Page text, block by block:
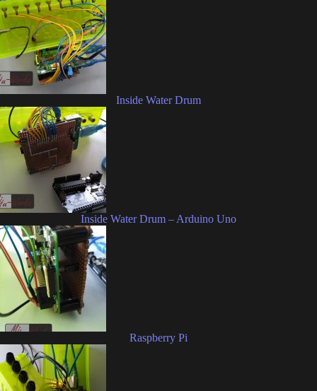
Inside Water Drum
Inside Water Drum – Arduino Uno
Raspberry Pi